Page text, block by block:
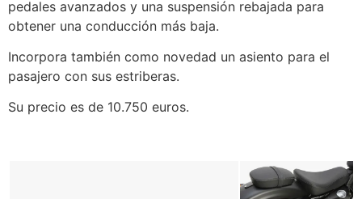
pedales avanzados y una suspensión rebajada para
obtener una conducción más baja.
Incorpora también como novedad un asiento para el
pasajero con sus estriberas.
Su precio es de 10.750 euros.